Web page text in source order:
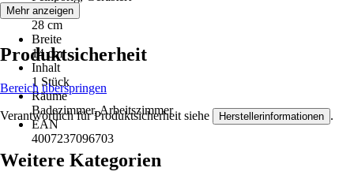
Länge
28 cm
Breite
14 cm
Inhalt
1 Stück
Räume
Badezimmer, Arbeitszimmer
EAN
4007237096703
Mehr anzeigen
Produktsicherheit
Bereich überspringen
Verantwortlich für Produktsicherheit siehe Herstellerinformationen .
Weitere Kategorien